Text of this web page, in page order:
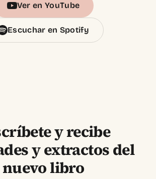
Ver en YouTube
Escuchar en Spotify
y recibe
y extractos del
nuevo libro